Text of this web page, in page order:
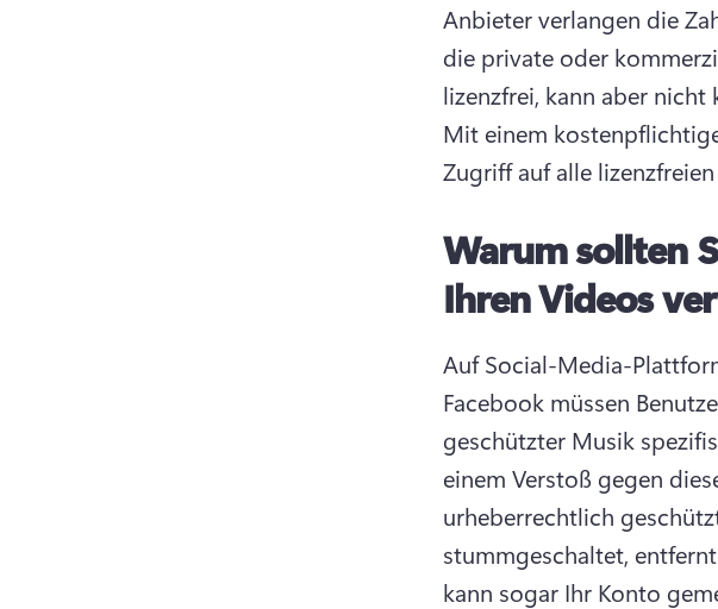
Anbieter verlangen die
die private oder
Mit einem
Zugriff auf alle
Warum sollten
Ihren Videos
Auf Social-Media-
Facebook müssen
geschützter Musik
einem Verstoß gegen
urheberrechtlich
stummgeschaltet,
kann sogar Ihr Konto